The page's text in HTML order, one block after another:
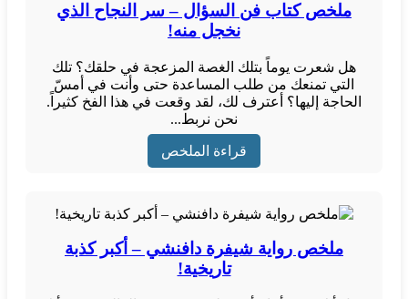
ملخص كتاب فن السؤال – سر النجاح الذي
نخجل منه!
هل شعرت يوماً بتلك الغصة المزعجة في حلقك؟ تلك
التي تمنعك من طلب المساعدة حتى وأنت في أمسّ
الحاجة إليها؟ أعترف لك، لقد وقعت في هذا الفخ كثيراً.
نحن نربط...
قراءة الملخص
ملخص رواية شيفرة دافنشي – أكبر كذبة
تاريخية!